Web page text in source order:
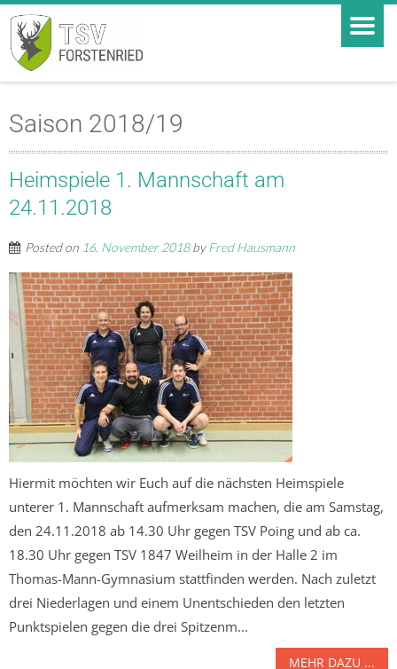
Saison 2018/19
Heimspiele 1. Mannschaft am
24.11.2018
Posted on 16. November 2018byFred Hausmann
Hiermit möchten wir Euch auf die nächsten Heimspiele
unterer 1. Mannschaft aufmerksam machen, die am Samstag,
den 24.11.2018 ab 14.30 Uhr gegen TSV Poing und ab ca.
18.30 Uhr gegen TSV 1847 Weilheim in der Halle 2 im
Thomas-Mann-Gymnasium stattfinden werden. Nach zuletzt
drei Niederlagen und einem Unentschieden den letzten
Punktspielen gegen die drei Spitzenm...
MEHR DAZU ...